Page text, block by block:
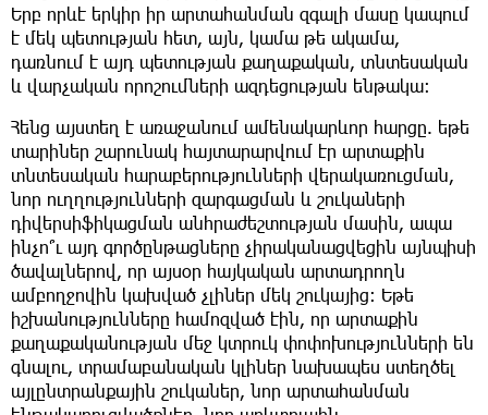
Երբ որևէ երկիր իր արտահանման զգալի մասը կապում
է մեկ պետության հետ, այն, կամա թե ակամա,
դառնում է այդ պետության քաղաքական, տնտեսական
և վարչական որոշումների ազդեցության ենթակա։
Հենց այստեղ է առաջանում ամենակարևոր հարցը. եթե
տարիներ շարունակ հայտարարվում էր արտաքին
տնտեսական հարաբերությունների վերակառուցման,
նոր ուղղությունների զարգացման և շուկաների
դիվերսիֆիկացման անհրաժեշտության մասին, ապա
ինչո՞ւ այդ գործընթացները չիրականացվեցին այնպիսի
ծավալներով, որ այսօր հայկական արտադրողն
ամբողջովին կախված չլիներ մեկ շուկայից։ Եթե
իշխանությունները համոզված էին, որ արտաքին
քաղաքականության մեջ կտրուկ փոփոխությունների են
գնալու, տրամաբանական կլիներ նախապես ստեղծել
այլընտրանքային շուկաներ, նոր արտահանման